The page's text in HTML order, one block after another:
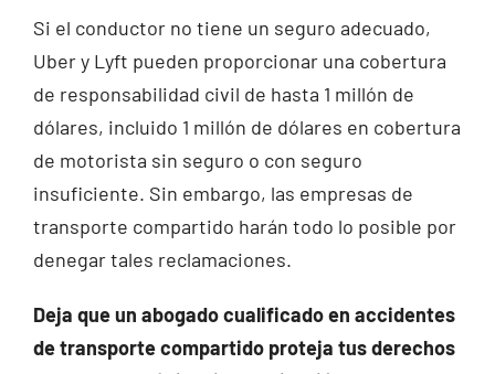
Si el conductor no tiene un seguro adecuado,
Uber y Lyft pueden proporcionar una cobertura
de responsabilidad civil de hasta 1 millón de
dólares, incluido 1 millón de dólares en cobertura
de motorista sin seguro o con seguro
insuficiente. Sin embargo, las empresas de
transporte compartido harán todo lo posible por
denegar tales reclamaciones.
Deja que un abogado cualificado en accidentes
de transporte compartido proteja tus derechos